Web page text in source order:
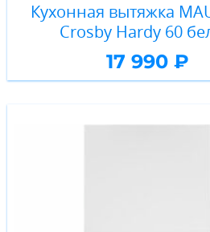
Кухонная вытяжка
Crosby Hardy 60
17 990 ₽